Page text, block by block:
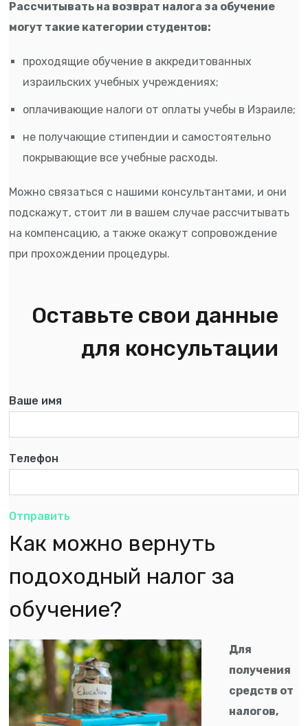
Рассчитывать на возврат налога за обучение
могут такие категории студентов:
проходящие обучение в аккредитованных
израильских учебных учреждениях;
оплачивающие налоги от оплаты учебы в Израиле;
не получающие стипендии и самостоятельно
покрывающие все учебные расходы.
Можно связаться с нашими консультантами, и они
подскажут, стоит ли в вашем случае рассчитывать
на компенсацию, а также окажут сопровождение
при прохождении процедуры.
Оставьте свои данные
для консультации
Ваше имя
Телефон
Отправить
Как можно вернуть
подоходный налог за
обучение?
Для
получения
средств от
налогов,